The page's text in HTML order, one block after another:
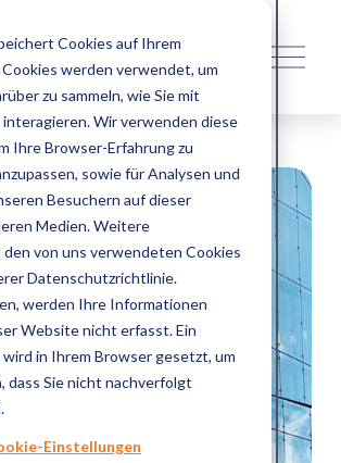
Cookies auf Ihrem
werden verwendet, um
zu sammeln, wie Sie mit
Wir verwenden diese
Ihre Browser-Erfahrung zu
sowie für Analysen und
Besuchern auf dieser
Medien. Weitere
von uns verwendeten Cookies
Datenschutzrichtlinie.
werden Ihre Informationen
Website nicht erfasst. Ein
in Ihrem Browser gesetzt, um
dass Sie nicht nachverfolgt
Einstellungen
M
e
f
n